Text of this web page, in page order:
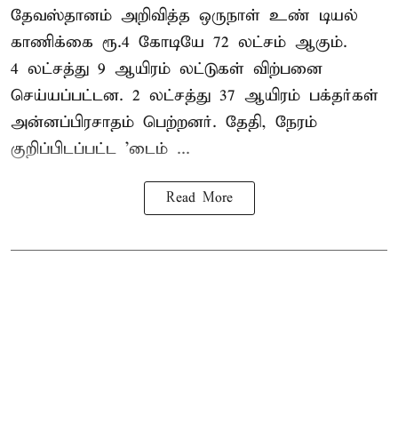
தேவஸ்தானம் அறிவித்த ஒருநாள் உண் டியல்
காணிக்கை ரூ.4 கோடியே 72 லட்சம் ஆகும்.
4 லட்சத்து 9 ஆயிரம் லட்டுகள் விற்பனை
செய்யப்பட்டன. 2 லட்சத்து 37 ஆயிரம் பக்தர்கள்
அன்னப்பிரசாதம் பெற்றனர். தேதி, நேரம்
குறிப்பிடப்பட்ட 'டைம் ...
Read More